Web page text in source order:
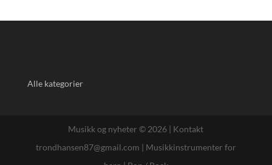
Alle kategorier
Musikk og nyheter © 2026 | Kontakt
trondhansen87@gmail.com | Musikkinstrumenter for